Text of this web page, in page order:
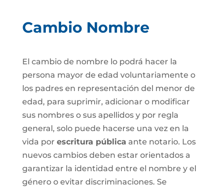
Cambio Nombre
El cambio de nombre lo podrá hacer la
persona mayor de edad voluntariamente o
los padres en representación del menor de
edad, para suprimir, adicionar o modificar
sus nombres o sus apellidos y por regla
general, solo puede hacerse una vez en la
vida por escritura pública ante notario. Los
nuevos cambios deben estar orientados a
garantizar la identidad entre el nombre y el
género o evitar discriminaciones. Se